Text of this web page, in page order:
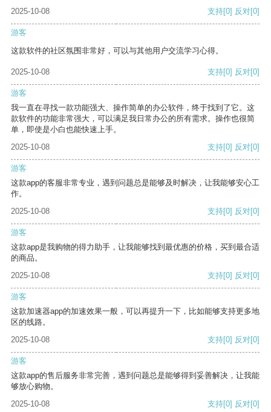
2025-10-08 支持[0] 反对[0]
游客
这款软件的社区氛围非常好，可以与其他用户交流学习心得。
2025-10-08 支持[0] 反对[0]
游客
我一直在寻找一款功能强大、操作简单的办公软件，终于找到了它。这
款软件的功能非常强大，可以满足我日常办公的所有需求。操作也很简
单，即使是小白也能快速上手。
2025-10-08
支持[0] 反对[0]
游客
这款app的客服非常专业，遇到问题总是能够及时解决，让我能够安心工
作。
2025-10-08
支持[0] 反对[0]
游客
这款app是我购物的得力助手，让我能够找到最优惠的价格，买到最合适
的商品。
2025-10-08
支持[0] 反对[0]
游客
这款加速器app的加速效果一般，可以再提升一下，比如能够支持更多地
区的线路。
2025-10-08
支持[0] 反对[0]
游客
这款app的售后服务非常完善，遇到问题总是能够得到妥善解决，让我能
够放心购物。
2025-10-08
支持[0] 反对[0]